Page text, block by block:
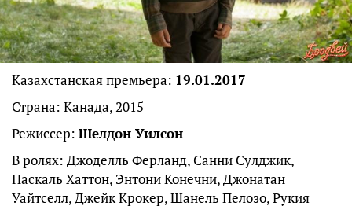
Казахстанская премьера: 19.01.2017
Страна: Канада, 2015
Режиссер: Шелдон Уилсон
В ролях: Джоделль Ферланд, Санни Сулджик,
Паскаль Хаттон, Энтони Конечни, Джонатан
Уайтселл, Джейк Крокер, Шанель Пелозо, Рукия